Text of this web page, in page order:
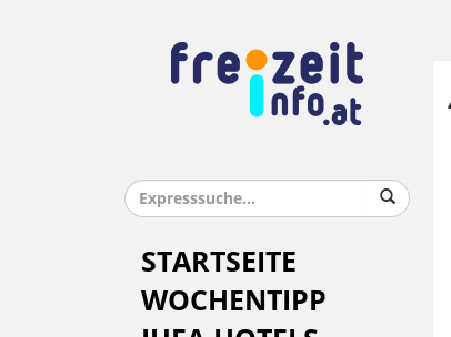
STARTSEITE
WOCHENTIPP